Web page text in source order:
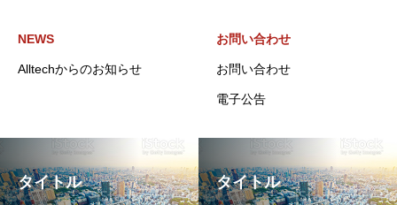
NEWS
Alltechからのお知らせ
お問い合わせ
お問い合わせ
電子公告
タイトル タイトル